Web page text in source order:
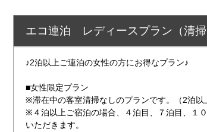
エコ連泊 レディースプラン（清掃
♪2泊以上ご連泊の女性の方にお得なプラン♪
■女性限定プラン
※滞在中の客室清掃なしのプランです。（2泊以
※４泊以上ご宿泊の場合、４泊目、７泊目、１
いただきます。